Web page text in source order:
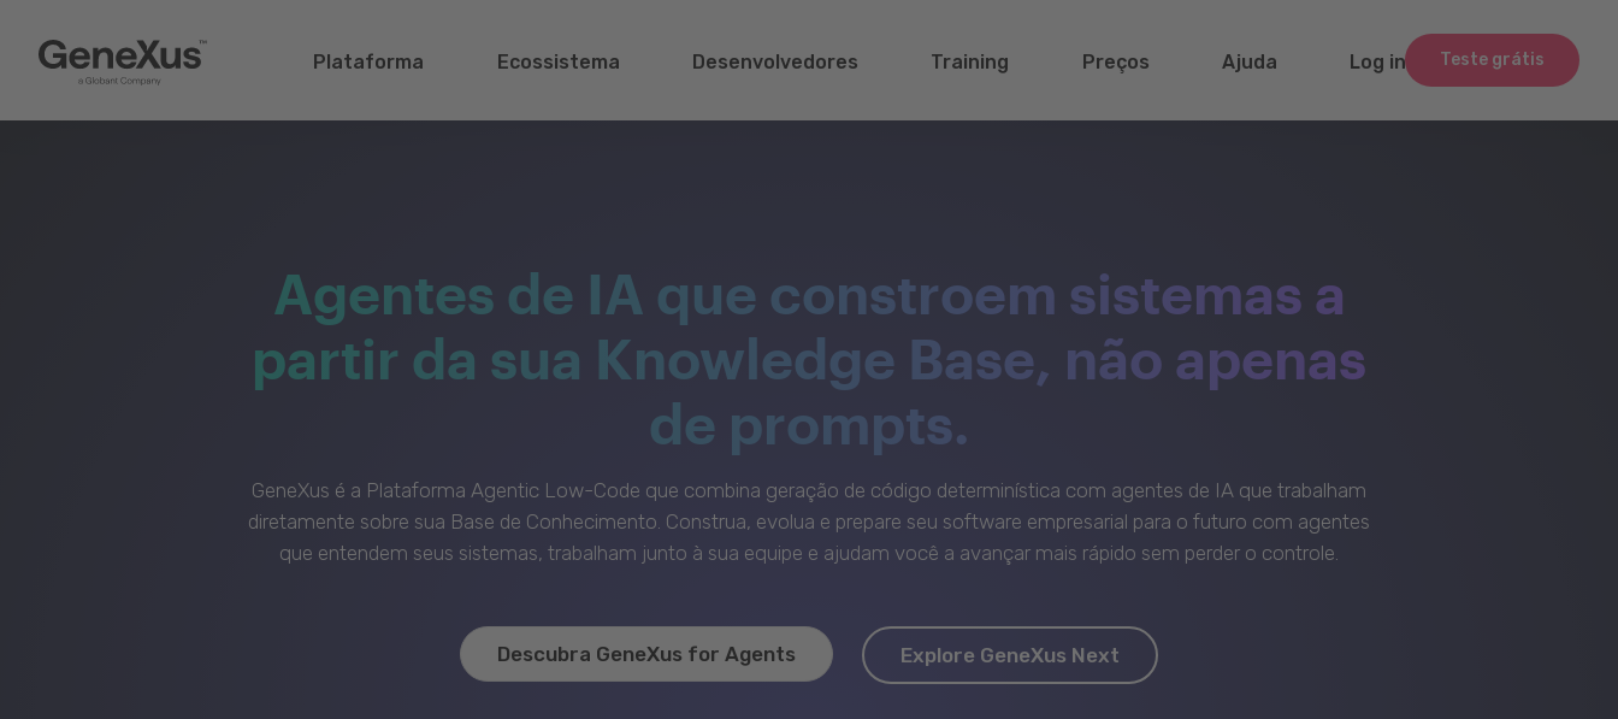
Teste grátis
Plataforma Ecossistema Desenvolvedores Training Preços Ajuda Log in
Agentes de IA que constroem sistemas a
partir da sua Knowledge Base, não apenas
de prompts.
GeneXus é a Plataforma Agentic Low-Code que combina geração de código determinística com agentes de IA que trabalham
diretamente sobre sua Base de Conhecimento. Construa, evolua e prepare seu software empresarial para o futuro com agentes
que entendem seus sistemas, trabalham junto à sua equipe e ajudam você a avançar mais rápido sem perder o controle.
Descubra GeneXus for Agents Explore GeneXus Next